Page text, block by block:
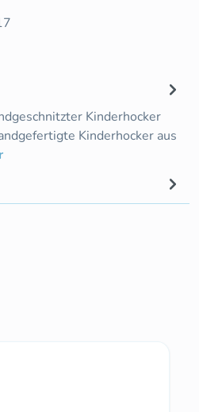
Kinderhocker
Kinderhocker aus